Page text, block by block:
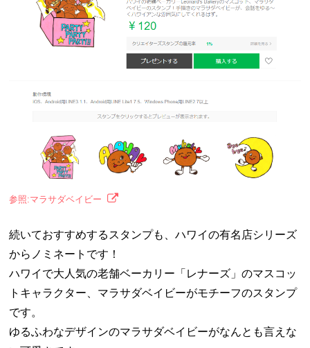
参照:マラサダベイビー
続いておすすめするスタンプも、ハワイの有名店シリーズ
からノミネートです！
ハワイで大人気の老舗ベーカリー「レナーズ」のマスコッ
トキャラクター、マラサダベイビーがモチーフのスタンプ
です。
ゆるふわなデザインのマラサダベイビーがなんとも言えな